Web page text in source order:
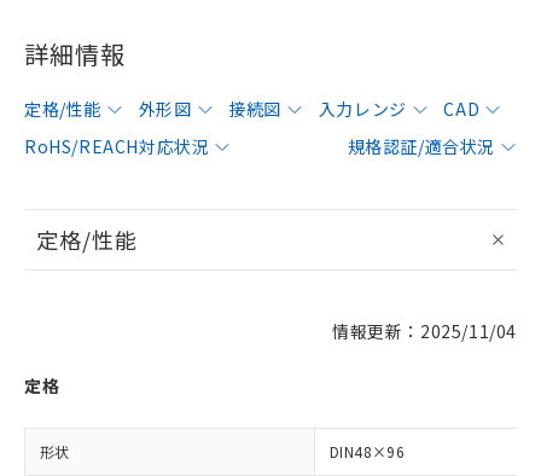
詳細情報
定格/性能 外形図 接続図 入力レンジ
CAD
RoHS/REACH対応状況
規格認証/適合状況
定格/性能
情報更新：2025/11/04
定格
形状 DIN48×96